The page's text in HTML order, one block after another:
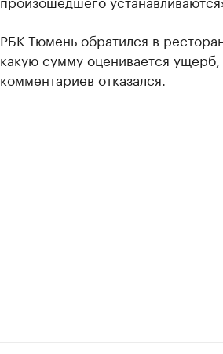
РБК Тюмень обратился в
какую сумму оценивается ущерб,
комментариев отказался.